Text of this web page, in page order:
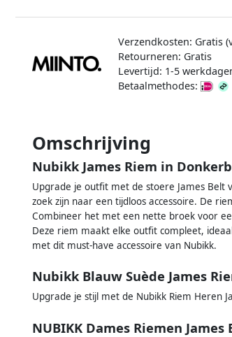
Verzendkosten: Gratis
Retourneren: Gratis
Levertijd: 1-5
Betaalmethodes:
Omschrijving
Nubikk James Riem in
Upgrade je outfit met de stoere James Belt
zoek zijn naar een tijdloos accessoire. De
Combineer het met een nette broek voor
Deze riem maakt elke outfit compleet,
met dit must-have accessoire van Nubikk.
Nubikk Blauw Suède James
Upgrade je stijl met de Nubikk Riem Heren
NUBIKK Dames Riemen